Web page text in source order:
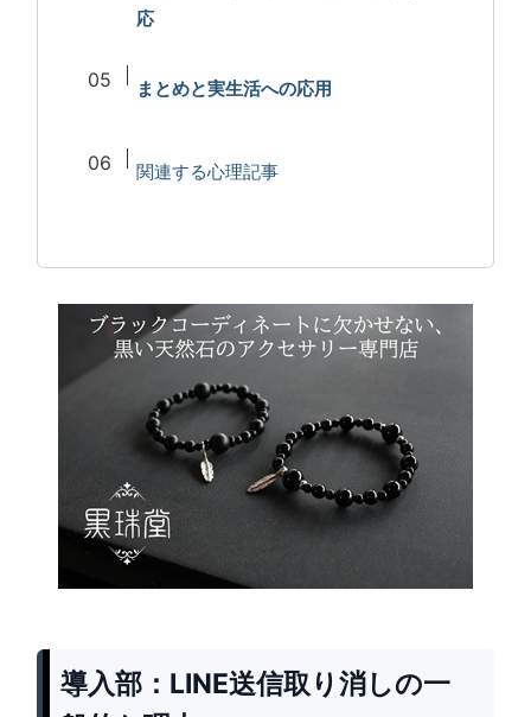
応
まとめと実生活への応用
関連する心理記事
導入部：LINE送信取り消しの一